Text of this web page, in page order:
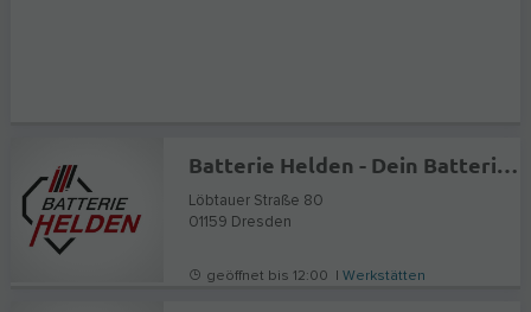
Batterie Helden - Dein Batteriefachhandel in Dresden
Löbtauer Straße 80
01159 Dresden
geöffnet bis 12:00 |Werkstätten